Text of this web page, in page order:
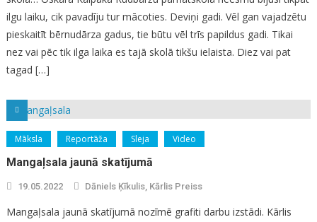
ilgu laiku, cik pavadīju tur mācoties. Deviņi gadi. Vēl gan vajadzētu
pieskaitīt bērnudārza gadus, tie būtu vēl trīs papildus gadi. Tikai
nez vai pēc tik ilga laika es tajā skolā tikšu ielaista. Diez vai pat
tagad […]
Māksla Reportāža Sleja Video
Mangaļsala jaunā skatījumā
19.05.2022 Dāniels Ķīkulis, Kārlis Preiss
Mangaļsala jaunā skatījumā nozīmē grafiti darbu izstādi. Kārlis